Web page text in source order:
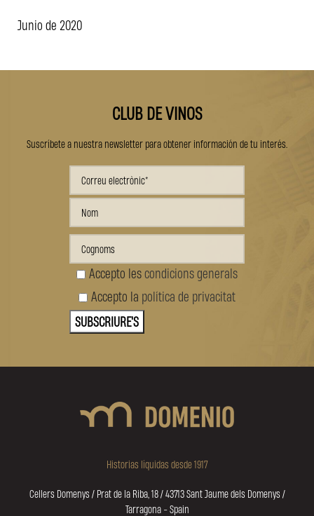
Junio de 2020
CLUB DE VINOS
Suscríbete a nuestra newsletter para obtener información de tu interés.
Accepto lescondicions generals
Accepto la política de privacitat
Historias líquidas desde 1917
Cellers Domenys / Prat de la Riba, 18 / 43713 Sant Jaume dels Domenys /
Tarragona - Spain